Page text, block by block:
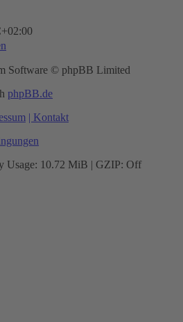
Software © phpBB Limited
phpBB.de
| Kontakt
Usage: 10.72 MiB | GZIP: Off